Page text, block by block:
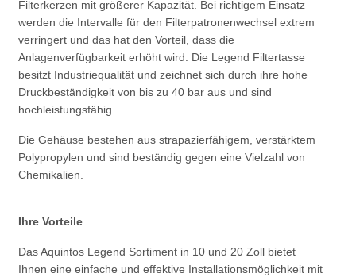
Filterkerzen mit größerer Kapazität. Bei richtigem Einsatz
werden die Intervalle für den Filterpatronenwechsel extrem
verringert und das hat den Vorteil, dass die
Anlagenverfügbarkeit erhöht wird. Die Legend Filtertasse
besitzt Industriequalität und zeichnet sich durch ihre hohe
Druckbeständigkeit von bis zu 40 bar aus und sind
hochleistungsfähig.
Die Gehäuse bestehen aus strapazierfähigem, verstärktem
Polypropylen und sind beständig gegen eine Vielzahl von
Chemikalien.
Ihre Vorteile
Das Aquintos Legend Sortiment in 10 und 20 Zoll bietet
Ihnen eine einfache und effektive Installationsmöglichkeit mit